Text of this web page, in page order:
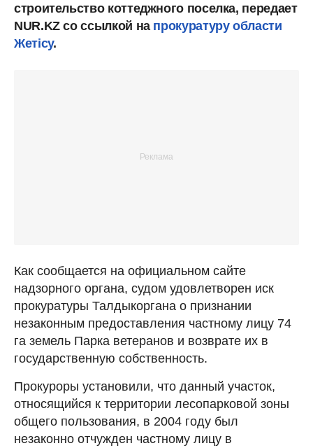
строительство коттеджного поселка, передает
NUR.KZ со ссылкой на прокуратуру области
Жетісу.
Как сообщается на официальном сайте
надзорного органа, судом удовлетворен иск
прокуратуры Талдыкоргана о признании
незаконным предоставления частному лицу 74
га земель Парка ветеранов и возврате их в
государственную собственность.
Прокуроры установили, что данный участок,
относящийся к территории лесопарковой зоны
общего пользования, в 2004 году был
незаконно отчужден частному лицу в